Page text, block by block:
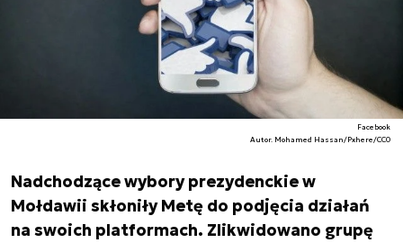
Facebook
Autor. Mohamed Hassan/Pxhere/CC0
Nadchodzące wybory prezydenckie w
Mołdawii skłoniły Metę do podjęcia działań
na swoich platformach. Zlikwidowano grupę